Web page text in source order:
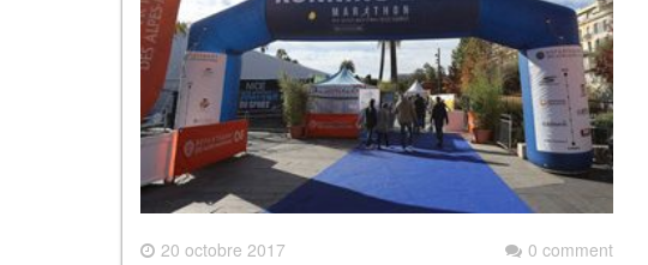
20 octobre 2017 0 comment